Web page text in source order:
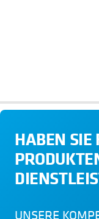
HABEN SIE
UNSERE